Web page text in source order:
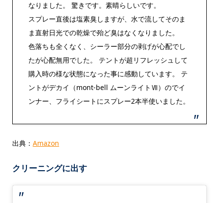
なりました。 驚きです。素晴らしいです。
スプレー直後は塩素臭しますが、水で流してそのま
ま直射日光での乾燥で殆ど臭はなくなりました。
色落ちも全くなく、シーラー部分の剥げが心配でし
たが心配無用でした。 テントが超リフレッシュして
購入時の様な状態になった事に感動しています。 テ
ントがデカイ（mont-bell ムーンライトⅦ）のでイ
ンナー、フライシートにスプレー2本半使いました。
出典： Amazon
クリーニングに出す